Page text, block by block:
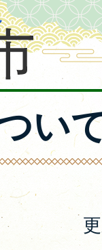
い